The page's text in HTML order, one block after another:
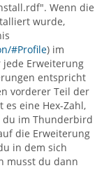
Wenn die
wurde,
#Profile) im
Erweiterung
entspricht
vorderer Teil der
eine Hex-Zahl,
im Thunderbird
die Erweiterung
in dem sich
musst du dann